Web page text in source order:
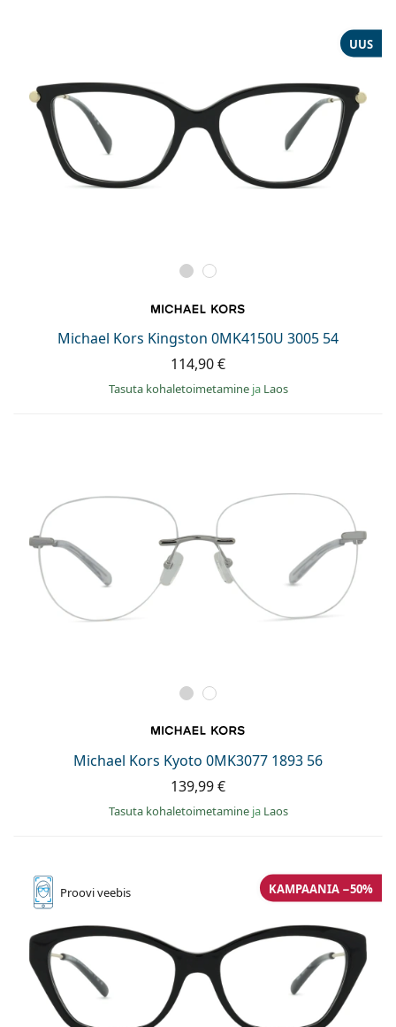
Michael Kors Kingston 0MK4150U 3005 54
UUS
114,90 €
Tasuta kohaletoimetamine ja Laos
Michael Kors Kyoto 0MK3077 1893 56
139,99 €
Tasuta kohaletoimetamine ja Laos
Prooviveebis KAMPAANIA −50%